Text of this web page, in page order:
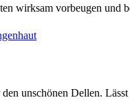
wirksam vorbeugen und
unschönen Dellen.